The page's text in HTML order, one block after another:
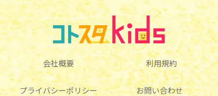
会社概要 利用規約
プライバシーポリシー お問い合わせ